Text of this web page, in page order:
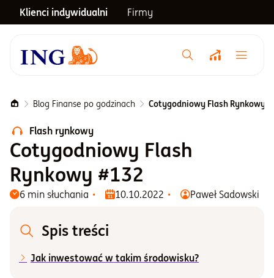
Klienci indywidualni Firmy
Menu główne
Notowania
Emerytura
Inwestycje
Blog
Centrum pomocy
Blog Finanse po godzinach Cotygodniowy Flash Rynkowy
Flash rynkowy
Cotygodniowy Flash
Rynkowy #132
6 min słuchania 10.10.2022 Paweł Sadowski
Spis treści
Jak inwestować w takim środowisku?